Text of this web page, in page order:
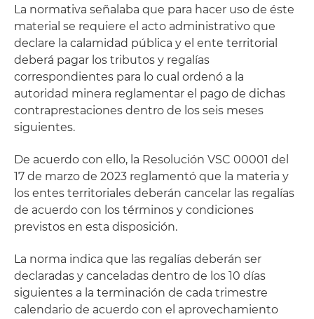
La normativa señalaba que para hacer uso de éste
material se requiere el acto administrativo que
declare la calamidad pública y el ente territorial
deberá pagar los tributos y regalías
correspondientes para lo cual ordenó a la
autoridad minera reglamentar el pago de dichas
contraprestaciones dentro de los seis meses
siguientes.
De acuerdo con ello, la Resolución VSC 00001 del
17 de marzo de 2023 reglamentó que la materia y
los entes territoriales deberán cancelar las regalías
de acuerdo con los términos y condiciones
previstos en esta disposición.
La norma indica que las regalías deberán ser
declaradas y canceladas dentro de los 10 días
siguientes a la terminación de cada trimestre
calendario de acuerdo con el aprovechamiento